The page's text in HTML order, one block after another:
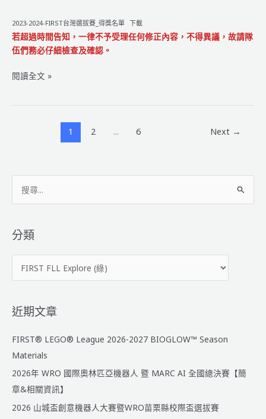
2023-2024-FIRST台灣選拔賽_得獎名單 下載
若超過時間告知，一律不予受理任何修正內容，不得異議，故請隊
伍們務必仔細檢查及確認。
2023
FIRST
【得
公
告】
閱讀全文 »
1 2 ... 6 Next →
鍵
分類
類
近期文章
FIRST® LEGO® League 2026-2027 BIOGLOW™ Season
Materials
2026年 WRO 國際奧林匹亞機器人 暨 MARC AI 全國總決賽【簡
章&相關資訊】
2026 山城盃創意機器人大賽暨WRO苗栗縣校際盃選拔賽